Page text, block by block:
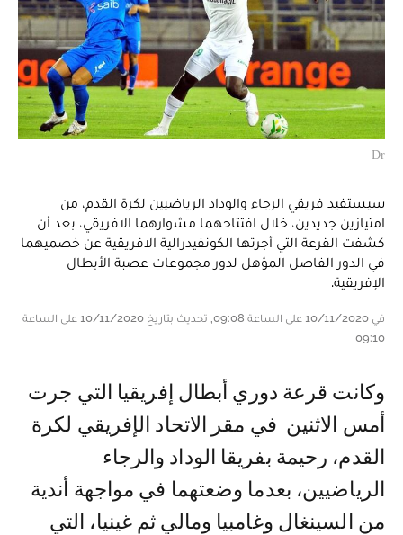
Dr
سيستفيد فريقي الرجاء والوداد الرياضيين لكرة القدم، من
امتيازين جديدين، خلال افتتاحهما مشوارهما الافريقي، بعد أن
كشفت القرعة التي أجرتها الكونفيدرالية الافريقية عن خصميهما
في الدور الفاصل المؤهل لدور مجموعات عصبة الأبطال
الإفريقية.
في 10/11/2020 على الساعة 09:08, تحديث بتاريخ 10/11/2020 على الساعة
09:10
وكانت قرعة دوري أبطال إفريقيا التي جرت
أمس الاثنين في مقر الاتحاد الإفريقي لكرة
القدم، رحيمة بفريقا الوداد والرجاء
الرياضيين، بعدما وضعتهما في مواجهة أندية
من السينغال وغامبيا ومالي ثم غينيا، التي